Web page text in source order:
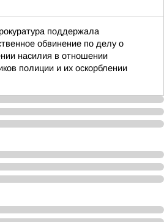
поддержала
обвинение по делу о
насилия в отношении
полиции и их оскорблении